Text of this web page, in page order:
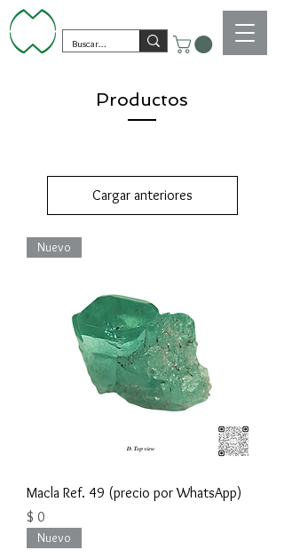
Productos
Cargar anteriores
Nuevo
Macla Ref. 49 (precio por WhatsApp)
Precio
$ 0
Nuevo